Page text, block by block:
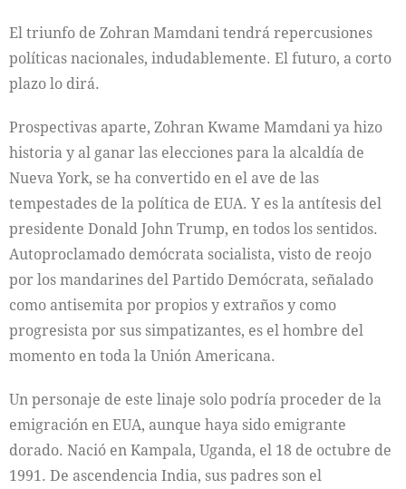
El triunfo de Zohran Mamdani tendrá repercusiones
políticas nacionales, indudablemente. El futuro, a corto
plazo lo dirá.
Prospectivas aparte, Zohran Kwame Mamdani ya hizo
historia y al ganar las elecciones para la alcaldía de
Nueva York, se ha convertido en el ave de las
tempestades de la política de EUA. Y es la antítesis del
presidente Donald John Trump, en todos los sentidos.
Autoproclamado demócrata socialista, visto de reojo
por los mandarines del Partido Demócrata, señalado
como antisemita por propios y extraños y como
progresista por sus simpatizantes, es el hombre del
momento en toda la Unión Americana.
Un personaje de este linaje solo podría proceder de la
emigración en EUA, aunque haya sido emigrante
dorado. Nació en Kampala, Uganda, el 18 de octubre de
1991. De ascendencia India, sus padres son el